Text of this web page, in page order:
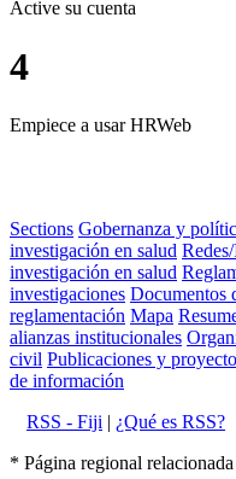
Active su cuenta
4
Empiece a usar HRWeb
Sections Gobernanza y
investigación en salud
investigación en salud
investigaciones Documentos
reglamentación Mapa
alianzas institucionales
civil Publicaciones y
de información
RSS - Fiji | ¿Qué es RSS?
* Página regional